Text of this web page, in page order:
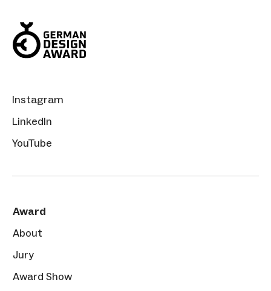
Instagram
LinkedIn
YouTube
Award
About
Jury
Award Show